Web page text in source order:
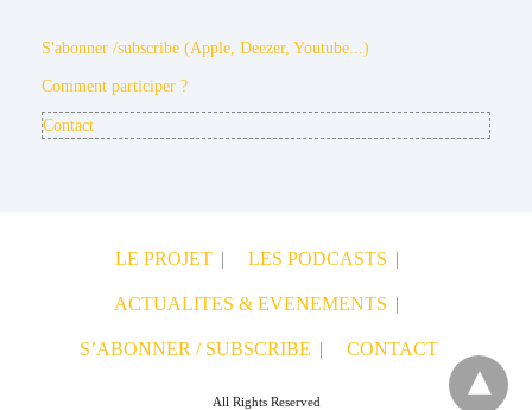
S'abonner /subscribe (Apple, Deezer, Youtube...)
Comment participer ?
Contact
LE PROJET LES PODCASTS
ACTUALITES & EVENEMENTS
S’ABONNER / SUBSCRIBE CONTACT
All Rights Reserved